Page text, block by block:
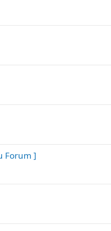
Forum ]